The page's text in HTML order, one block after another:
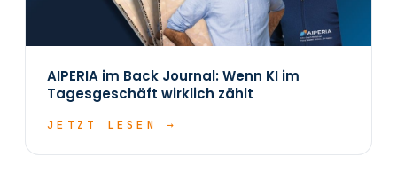
AIPERIA im Back Journal: Wenn KI im
Tagesgeschäft wirklich zählt
JETZT LESEN →